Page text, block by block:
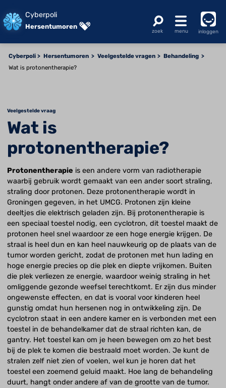
Cyberpoli
Hersentumoren
inloggen
Cyberpoli Hersentumoren Veelgestelde vragen
Behandeling
Wat is protonentherapie?
Veelgestelde vraag
Wat is
protonentherapie?
Protonentherapie is een andere vorm van radiotherapie
waarbij gebruik wordt gemaakt van een ander soort straling,
straling door protonen. Deze protonentherapie wordt in
Groningen gegeven, in het UMCG. Protonen zijn kleine
deeltjes die elektrisch geladen zijn. Bij protonentherapie is
een speciaal toestel nodig, een cyclotron, dit toestel maakt de
protonen heel snel waardoor ze een hoge energie krijgen. De
straal is heel dun en kan heel nauwkeurig op de plaats van de
tumor worden gericht, zodat de protonen met hun lading en
hoge energie precies op die plek en diepte vrijkomen. Buiten
die plek verliezen ze energie, waardoor weinig straling in het
omliggende gezonde weefsel terechtkomt. Er zijn dus minder
ongewenste effecten, en dat is vooral voor kinderen heel
gunstig omdat hun hersenen nog in ontwikkeling zijn. De
cyclotron staat in een andere kamer en is verbonden met een
toestel in de behandelkamer dat de straal richten kan, de
gantry. Het toestel kan om je heen bewegen om zo het best
bij de plek te komen die bestraald moet worden. Je kunt de
stralen zelf niet zien of voelen, wel kun je horen dat het
toestel een zoemend geluid maakt. Hoe lang de behandeling
duurt, hangt onder andere af van de grootte van de tumor.